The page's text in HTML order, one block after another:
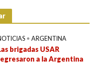
• ARGENTINA
brigadas USAR
a la Argentina